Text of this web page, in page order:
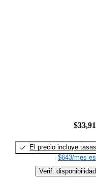
El precio incluye tasas
$643/mes
Verif. disponibilidad